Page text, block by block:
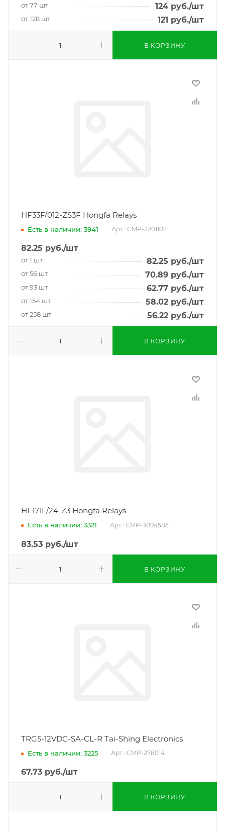
от 77 шт 124 руб./шт
от 128 шт 121 руб./шт
В КОРЗИНУ
HF33F/012-ZS3F Hongfa Relays
Есть в наличии: 3941 Арт.: CMP-3201102
82.25 руб./шт
от 1 шт 82.25 руб./шт
от 56 шт 70.89 руб./шт
от 93 шт 62.77 руб./шт
от 154 шт 58.02 руб./шт
от 258 шт 56.22 руб./шт
В КОРЗИНУ
HF171F/24-Z3 Hongfa Relays
Есть в наличии: 3321 Арт.: CMP-3094585
83.53 руб./шт
В КОРЗИНУ
TRG5-12VDC-SA-CL-R Tai-Shing Electronics
Есть в наличии: 3225 Арт.: CMP-278014
67.73 руб./шт
В КОРЗИНУ